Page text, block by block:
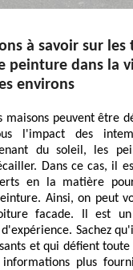
à savoir sur les
peinture dans la
environs
maisons peuvent être
l'impact des
du soleil, les
Dans ce cas, il
en la matière
Ainsi, on peut
facade. Il est
Sachez
et qui défient toute
plus